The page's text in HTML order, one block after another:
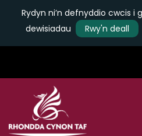
Rydyn ni’n defnyddio cwcis i
dewisiadau
Rwy'n deall